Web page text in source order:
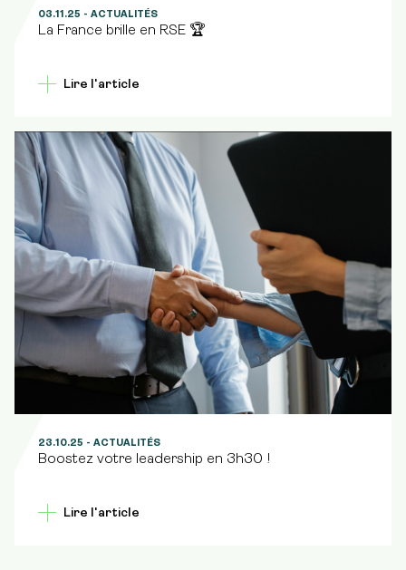
03.11.25 - ACTUALITÉS
La France brille en RSE 🏆
Lire l'article
23.10.25 - ACTUALITÉS
Boostez votre leadership en 3h30 !
Lire l'article